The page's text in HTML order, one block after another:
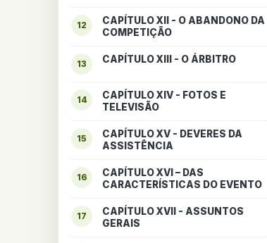
12
CAPÍTULO XII - O ABANDONO DA
COMPETIÇÃO
13 CAPÍTULO XIII - O ÁRBITRO
14
CAPÍTULO XIV - FOTOS E
TELEVISÃO
15
CAPÍTULO XV - DEVERES DA
ASSISTÊNCIA
16
CAPÍTULO XVI – DAS
CARACTERÍSTICAS DO EVENTO
17
CAPÍTULO XVII - ASSUNTOS
GERAIS